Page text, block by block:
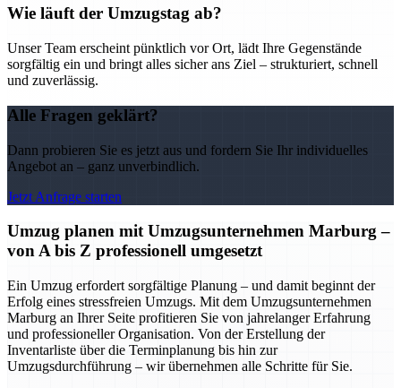
Wie läuft der Umzugstag ab?
Unser Team erscheint pünktlich vor Ort, lädt Ihre Gegenstände
sorgfältig ein und bringt alles sicher ans Ziel – strukturiert, schnell
und zuverlässig.
Alle Fragen geklärt?
Dann probieren Sie es jetzt aus und fordern Sie Ihr individuelles
Angebot an – ganz unverbindlich.
Jetzt Anfrage starten
Umzug planen mit Umzugsunternehmen Marburg –
von A bis Z professionell umgesetzt
Ein Umzug erfordert sorgfältige Planung – und damit beginnt der
Erfolg eines stressfreien Umzugs. Mit dem Umzugsunternehmen
Marburg an Ihrer Seite profitieren Sie von jahrelanger Erfahrung
und professioneller Organisation. Von der Erstellung der
Inventarliste über die Terminplanung bis hin zur
Umzugsdurchführung – wir übernehmen alle Schritte für Sie.